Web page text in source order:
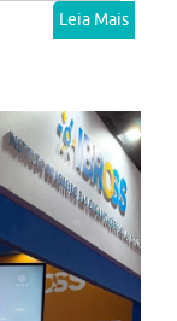
Leia Mais